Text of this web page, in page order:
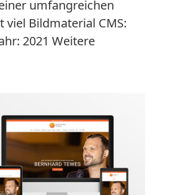
umfangreichen
viel Bildmaterial CMS:
2021 Weitere